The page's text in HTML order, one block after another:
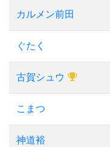
カルメン前田
ぐたく
古賀シュウ
こまつ
神道裕